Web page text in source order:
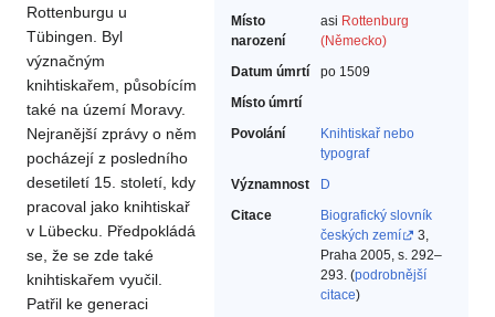
Místo
narození
asi Rottenburg
(Německo)
Datum úmrtí
po 1509
Místo úmrtí
Povolání
Knihtiskař nebo
typograf‎
Významnost
D
Citace
Biografický slovník
českých zemí
3,
Praha 2005, s. 292–
293. (podrobnější
citace)
Rottenburgu u
Tübingen. Byl
význačným
knihtiskařem, působícím
také na území Moravy.
Nejranější zprávy o něm
pocházejí z posledního
desetiletí 15. století, kdy
pracoval jako knihtiskař
v Lübecku. Předpokládá
se, že se zde také
knihtiskařem vyučil.
Patřil ke generaci